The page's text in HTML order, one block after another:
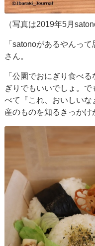
（写真は2019年5月
「satonoがあるやんっ
さん。
「公園でおにぎり食べ
ぎりでもいいでしょ。
べて『これ、おいしい
産のものを知るきっかけ